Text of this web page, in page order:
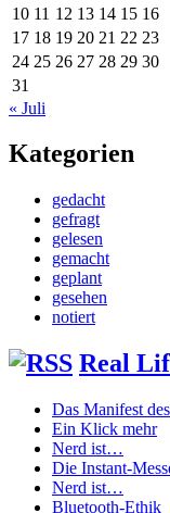
10 11 12 13 14 15 16
17 18 19 20 21 22 23
24 25 26 27 28 29 30
31
« Juli
Kategorien
gedacht
gefragt
gelesen
gemacht
geplant
gesehen
notiert
Real
Das Manifest
Ein Klick mehr
Nerd ist…
Die Instant-
Nerd ist…
Bluetooth-Ethik